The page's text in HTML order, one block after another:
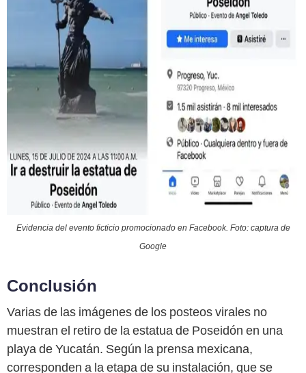
Evidencia del evento ficticio promocionado en Facebook. Foto: captura de
Google
Conclusión
Varias de las imágenes de los posteos virales no
muestran el retiro de la estatua de Poseidón en una
playa de Yucatán. Según la prensa mexicana,
corresponden a la etapa de su instalación, que se